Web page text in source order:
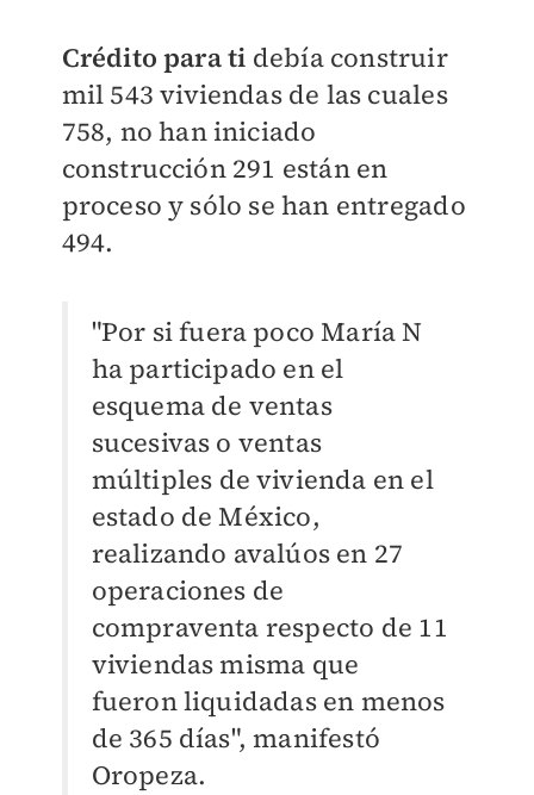
Crédito para ti debía construir
mil 543 viviendas de las cuales
758, no han iniciado
construcción 291 están en
proceso y sólo se han entregado
494.
"Por si fuera poco María N
ha participado en el
esquema de ventas
sucesivas o ventas
múltiples de vivienda en el
estado de México,
realizando avalúos en 27
operaciones de
compraventa respecto de 11
viviendas misma que
fueron liquidadas en menos
de 365 días", manifestó
Oropeza.